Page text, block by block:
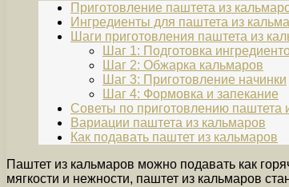
Приготовление паштета из
Ингредиенты для паштета из
Шаги приготовления паштета из
Шаг 1: Подготовка
Шаг 2: Обжарка кальмаров
Шаг 3: Приготовление начинки
Шаг 4: Формовка и запекание
Советы по приготовлению паштета
Вариации паштета из кальмаров
Как подавать паштет из кальмаров
Паштет из кальмаров можно подавать как
мягкости и нежности, паштет из кальмаров